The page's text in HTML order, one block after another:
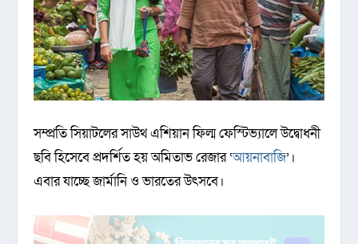
সম্প্রতি সিয়াটলের সাউথ এশিয়ান ফিল্ম ফেস্টিভ্যালে উদ্বোধনী
ছবি হিসেবে প্রদর্শিত হয় অমিতাভ রেজার ‘আয়নাবাজি’।
এবার যাচ্ছে জার্মানি ও ভারতের উৎসবে।